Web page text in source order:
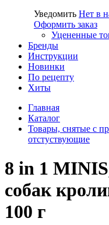
Уведомить Нет в
Оформить заказ
Уцененные
Бренды
Инструкции
Новинки
По рецепту
Хиты
Главная
Каталог
Товары, снятые с
отстуствующие
8 in 1
собак
100 г